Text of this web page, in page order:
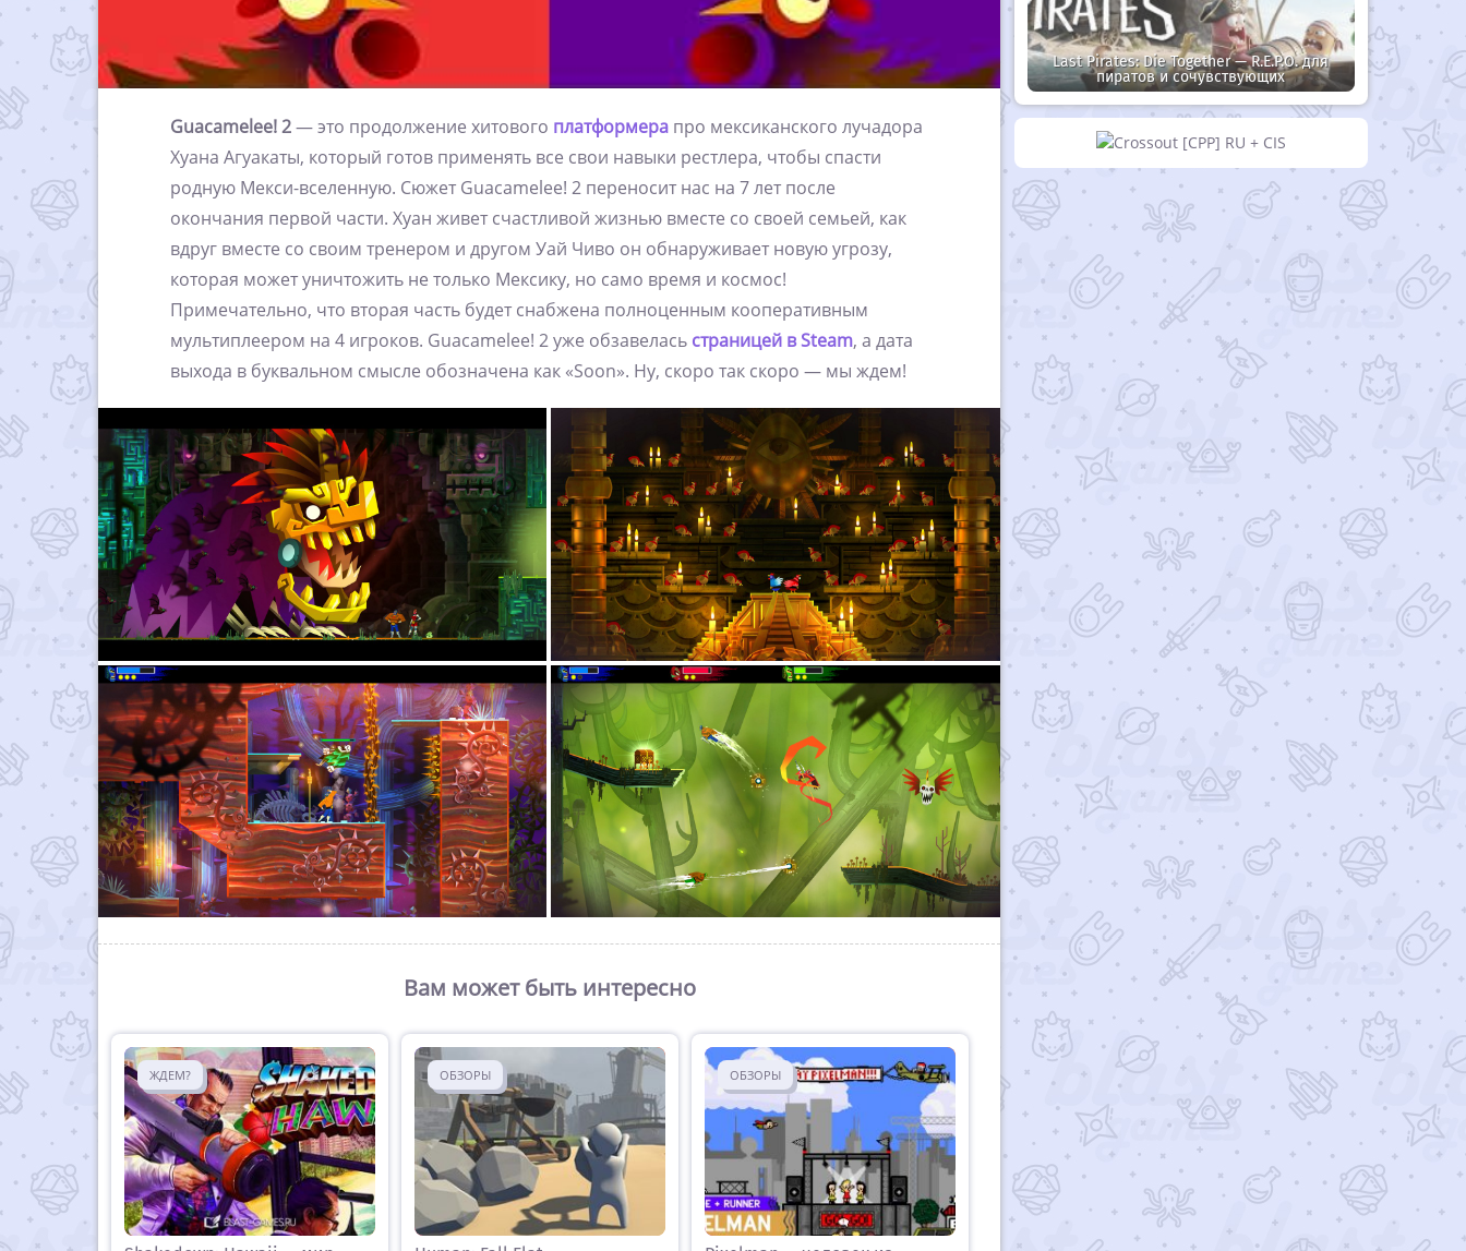
Guacamelee! 2— это продолжение хитового платформера про мексиканского лучадора
Хуана Агуакаты, который готов применять все свои навыки рестлера, чтобы спасти
родную Мекси-вселенную. Сюжет Guacamelee! 2 переносит нас на 7 лет после
окончания первой части. Хуан живет счастливой жизнью вместе со своей семьей, как
вдруг вместе со своим тренером и другом Уай Чиво он обнаруживает новую угрозу,
которая может уничтожить не только Мексику, но само время и космос!
Примечательно, что вторая часть будет снабжена полноценным кооперативным
мультиплеером на 4 игроков. Guacamelee! 2 уже обзавелась страницей в Steam, а дата
выхода в буквальном смысле обозначена как «Soon». Ну, скоро так скоро — мы ждем!
Вам может быть интересно
ЖДЕМ? ОБЗОРЫ ОБЗОРЫ
Last Pirates: Die Together — R.E.P.O. для
пиратов и сочувствующих